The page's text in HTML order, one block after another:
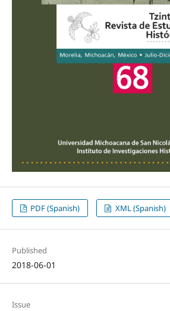
PDF (Spanish) XML (Spanish)
Published
2018-06-01
Issue